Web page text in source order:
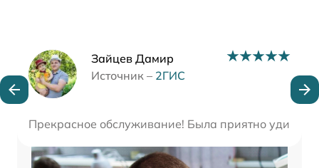
Зайцев Дамир
Источник – 2ГИС
Прекрасное обслуживание! Была приятно
Наши мастера